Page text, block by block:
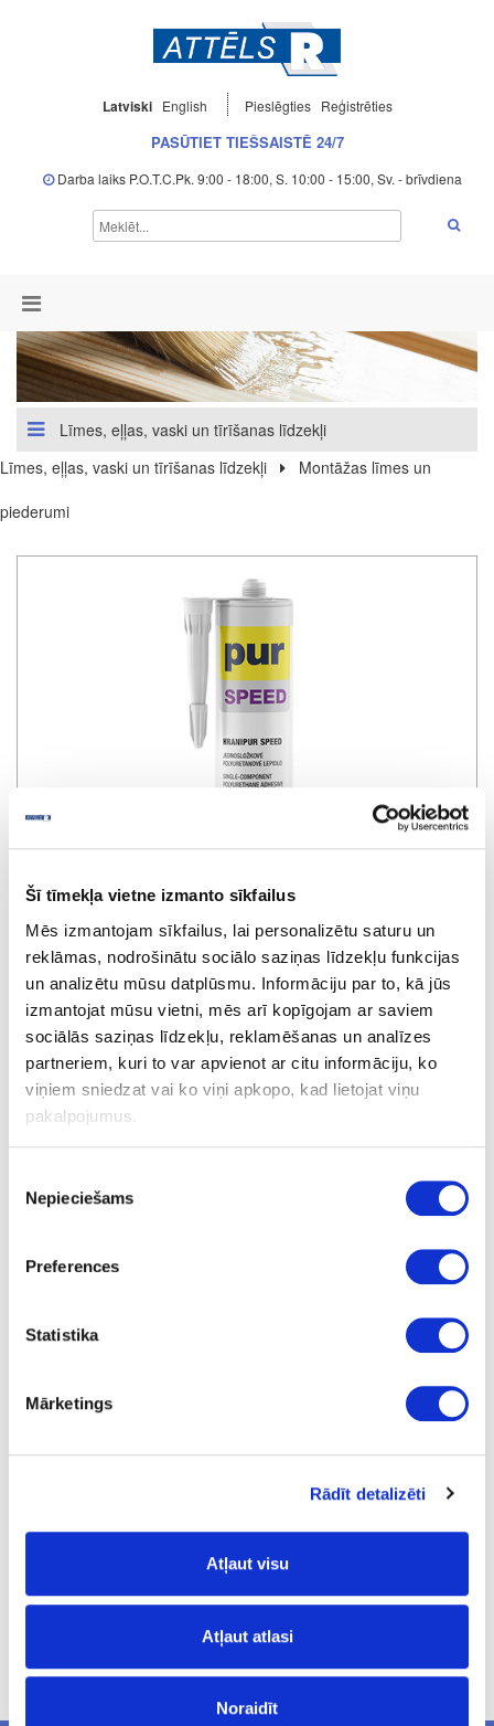
Šī tīmekļa vietne izmanto sīkfailus
Mēs izmantojam sīkfailus, lai personalizētu saturu un
reklāmas, nodrošinātu sociālo saziņas līdzekļu funkcijas
un analizētu mūsu datplūsmu. Informāciju par to, kā jūs
izmantojat mūsu vietni, mēs arī kopīgojam ar saviem
sociālās saziņas līdzekļu, reklamēšanas un analīzes
partneriem, kuri to var apvienot ar citu informāciju, ko
viņiem sniedzat vai ko viņi apkopo, kad lietojat viņu
pakalpojumus.
izvēle
Nepieciešams
Preferences
Statistika
Mārketings
Rādīt detalizēti
Atļaut visu
Atļaut atlasi
Noraidīt
Latviski English Pieslēgties Reģistrēties
PASŪTIET TIEŠSAISTĒ 24/7
Darba laiks P.O.T.C.Pk. 9:00 - 18:00, S. 10:00 - 15:00, Sv. - brīvdiena
Līmes, eļļas, vaski un tīrīšanas līdzekļi
Līmes, eļļas, vaski un tīrīšanas līdzekļi
Montāžas līmes un
piederumi
Ātrā montāžas līme Hranipur SPEED
Drošības datu lapa
Drukāt
Ātrā montāžas līme Hranipur
Cenas norādītas bez PVN. Cenas var tikt mainītas bez iepriekšēja
brīdinājuma.